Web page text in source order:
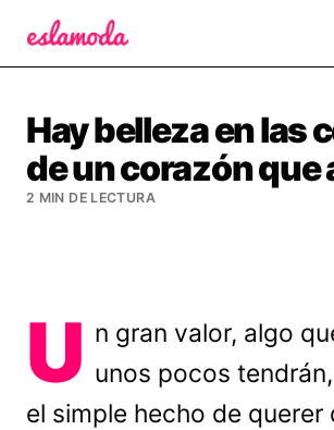
Hay belleza en las
de un corazón que
2 MIN DE LECTURA
U n gran valor, algo
unos pocos
el simple hecho de querer